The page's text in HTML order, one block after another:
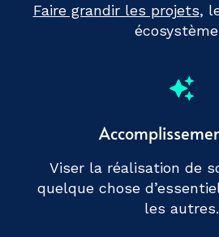
Faire grandir les projets,
Viser la réalisation de
quelque chose
les autres.